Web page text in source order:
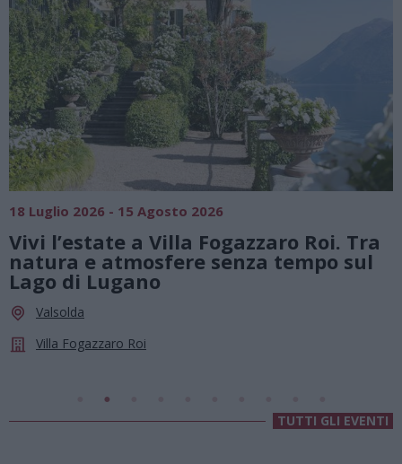
Summer Green Festival: fino al 23
agosto, musica e divertimento sotto
le stelle a Cassano Magnago
TUTTI GLI EVENTI